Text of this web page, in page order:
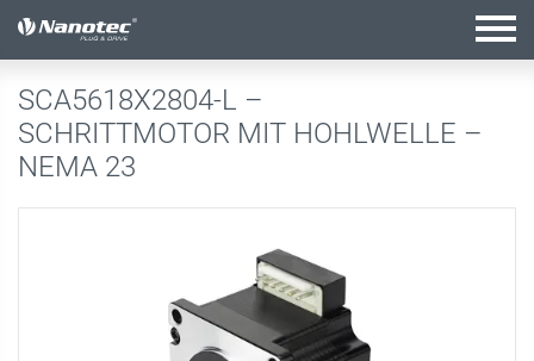
Aktive Kombination
SCA5618X2804-L –
SCHRITTMOTOR MIT HOHLWELLE –
NEMA 23